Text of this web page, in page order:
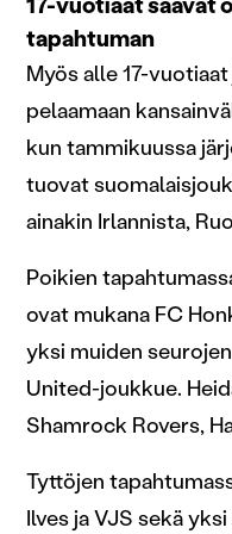
tietoja muihin tietoihin,
kerätty, kun olet
tapahtuman
Myös alle 17-
pelaamaan
kun tammikuussa
tuovat
ainakin Irlannista,
Poikien
ovat mukana FC
yksi muiden
United-joukkue.
Shamrock Rovers,
Tyttöjen
Ilves ja VJS sekä